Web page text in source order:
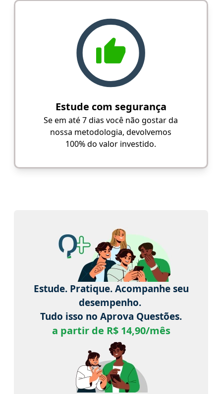
Estude com segurança
Se em até 7 dias você não gostar da
nossa metodologia, devolvemos
100% do valor investido.
Estude. Pratique. Acompanhe seu
desempenho.
Tudo isso no Aprova Questões.
a partir de R$ 14,90/mês